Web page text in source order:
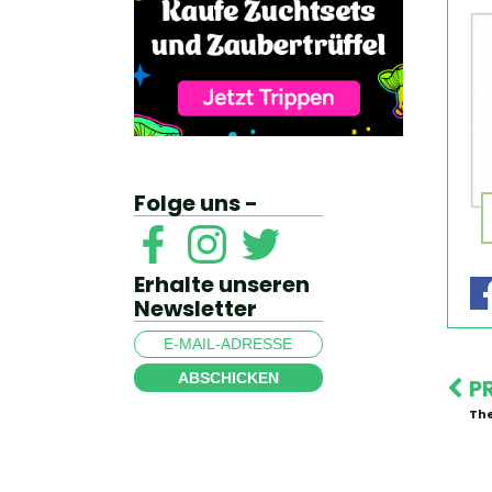
Folge uns -
Erhalte unseren
Newsletter
ABSCHICKEN